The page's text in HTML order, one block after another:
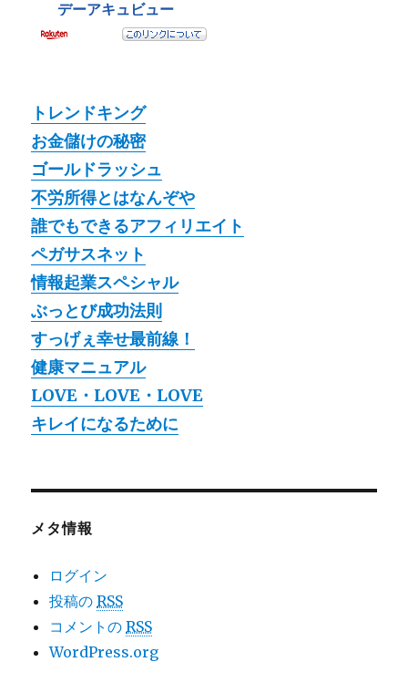
トレンドキング
お金儲けの秘密
ゴールドラッシュ
不労所得とはなんぞや
誰でもできるアフィリエイト
ペガサスネット
情報起業スペシャル
ぶっとび成功法則
すっげぇ幸せ最前線！
健康マニュアル
LOVE・LOVE・LOVE
キレイになるために
メタ情報
ログイン
投稿のRSS
コメントのRSS
WordPress.org